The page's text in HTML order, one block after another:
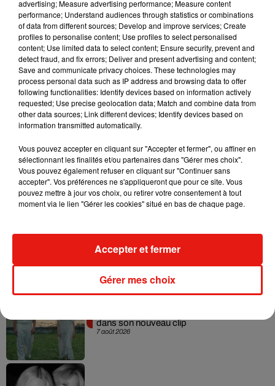
Outre les phénomènes de bandes, la violence récente chez
les jeunes se caractérise par uneplus grande "féminisation"
et de plus en plus de "comportements addictifs" et de
violences auto-infligées, dont des suicides, note-t-elle
enfin.
Le renforcement de la médiation fait partie des objectifs du
plan gouvernemental de lutte contre la violence chez les
jeunes qui doit être adopté d'ici le 1er mai.
(Avec AFP)
Musique
7 août 2026
dans son nouveau clip
advertising; Measure advertising performance; Measure content
performance; Understand audiences through statistics or combinations
of data from different sources; Develop and improve services; Create
profiles to personalise content; Use profiles to select personalised
content; Use limited data to select content; Ensure security, prevent and
detect fraud, and fix errors; Deliver and present advertising and content;
Save and communicate privacy choices. These technologies may
process personal data such as IP address and browsing data to offer
following functionalities: Identify devices based on information actively
requested; Use precise geolocation data; Match and combine data from
other data sources; Link different devices; Identify devices based on
information transmitted automatically.
Vous pouvez accepter en cliquant sur "Accepter et fermer", ou affiner en
sélectionnant les finalités et/ou partenaires dans "Gérer mes choix".
Vous pouvez également refuser en cliquant sur "Continuer sans
accepter". Vos préférences ne s'appliqueront que pour ce site. Vous
pouvez mettre à jour vos choix, ou retirer votre consentement à tout
moment via le lien "Gérer les cookies" situé en bas de chaque page.
Gérer mes choix
Accepter et fermer